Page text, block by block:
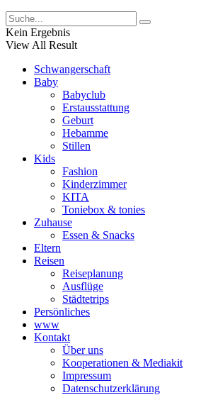
Kein Ergebnis
View All Result
Schwangerschaft
Baby
Babyclub
Erstausstattung
Geburt
Hebamme
Stillen
Kids
Fashion
Kinderzimmer
KITA
Toniebox & tonies
Zuhause
Essen & Snacks
Eltern
Reisen
Reiseplanung
Ausflüge
Städtetrips
Persönliches
www
Kontakt
Über uns
Kooperationen & Mediakit
Impressum
Datenschutzerklärung